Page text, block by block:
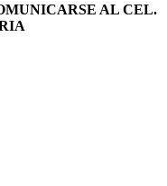
AL CEL.